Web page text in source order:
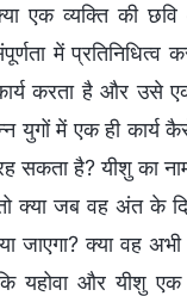
एक व्यक्ति की
में
करता है और उसे
युगों में एक ही
सकता है? यीशु का
क्या जब वह अंत के
जाएगा? क्या वह अभी
यहोवा और यीशु एक